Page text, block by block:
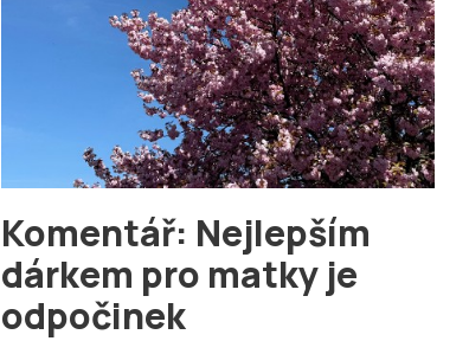
Komentář: Nejlepším
dárkem pro matky je
odpočinek